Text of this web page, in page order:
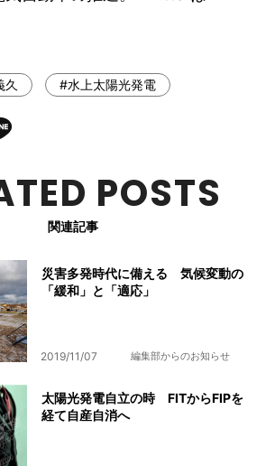
久 #水上太陽光発電
POSTS
関連記事
災害多発時代に備える 気候変動の
「緩和」と「適応」
2019/11/07 編集部からのお知らせ
太陽光発電自立の時 FITからFIPを
経て自産自消へ